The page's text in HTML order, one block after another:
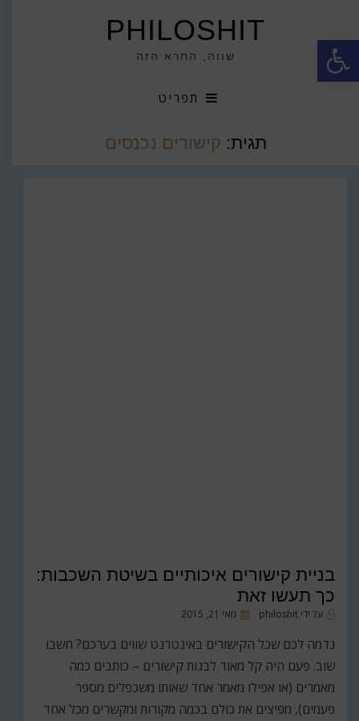
פתח סרגל נגישות PHILOSHIT
שווה, החרא הזה
תפריט
תגית: קישורים נכנסים
בניית קישורים איכותיים בשיטת השכבות:
כך תעשו זאת
על ידי philoshit
פורסם
מאי 21, 2015
נדמה לכם שכל הקישורים באינטרנט שווים בערכם? חשבו
שוב. פעם היה קל מאוד לבנות קישורים – כותבים כמה
מאמרים (או אפילו מאמר אחד שאותו משכפלים מספר
פעמים), מפיצים את כולם בכמה מקורות ומקשרים מכל אחד